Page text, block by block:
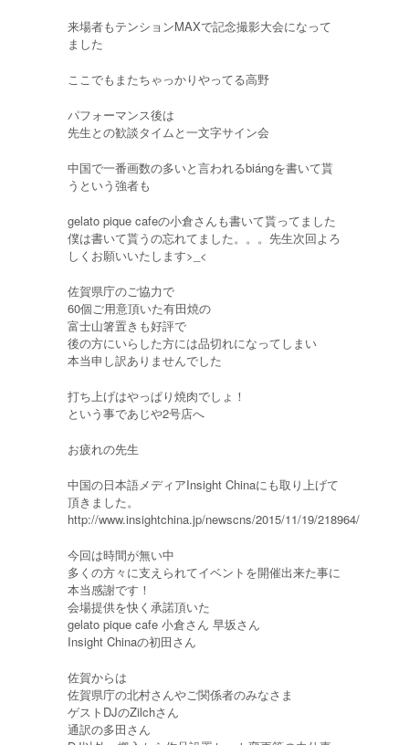
来場者もテンションMAXで記念撮影大会になって
ました
ここでもまたちゃっかりやってる高野
パフォーマンス後は
先生との歓談タイムと一文字サイン会
中国で一番画数の多いと言われるbiángを書いて貰
うという強者も
gelato pique cafeの小倉さんも書いて貰ってました
僕は書いて貰うの忘れてました。。。先生次回よろ
しくお願いいたします>_<
佐賀県庁のご協力で
60個ご用意頂いた有田焼の
富士山箸置きも好評で
後の方にいらした方には品切れになってしまい
本当申し訳ありませんでした
打ち上げはやっぱり焼肉でしょ！
という事であじや2号店へ
お疲れの先生
中国の日本語メディアInsight Chinaにも取り上げて
頂きました。
http://www.insightchina.jp/newscns/2015/11/19/218964/
今回は時間が無い中
多くの方々に支えられてイベントを開催出来た事に
本当感謝です！
会場提供を快く承諾頂いた
gelato pique cafe 小倉さん 早坂さん
Insight Chinaの初田さん
佐賀からは
佐賀県庁の北村さんやご関係者のみなさま
ゲストDJのZilchさん
通訳の多田さん